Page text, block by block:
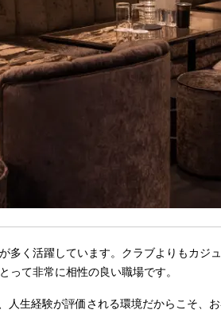
多く活躍しています。クラブよりもカジ
って非常に相性の良い職場です。
人生経験が評価される環境だからこそ、